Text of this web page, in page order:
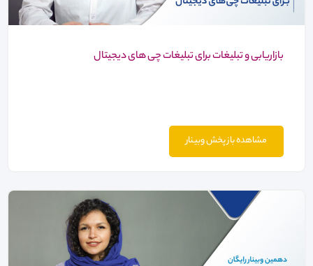
بازاریابی و تبلیغات برای تبلیغات چی های دیجیتال
مشاهده باز پخش وبینار